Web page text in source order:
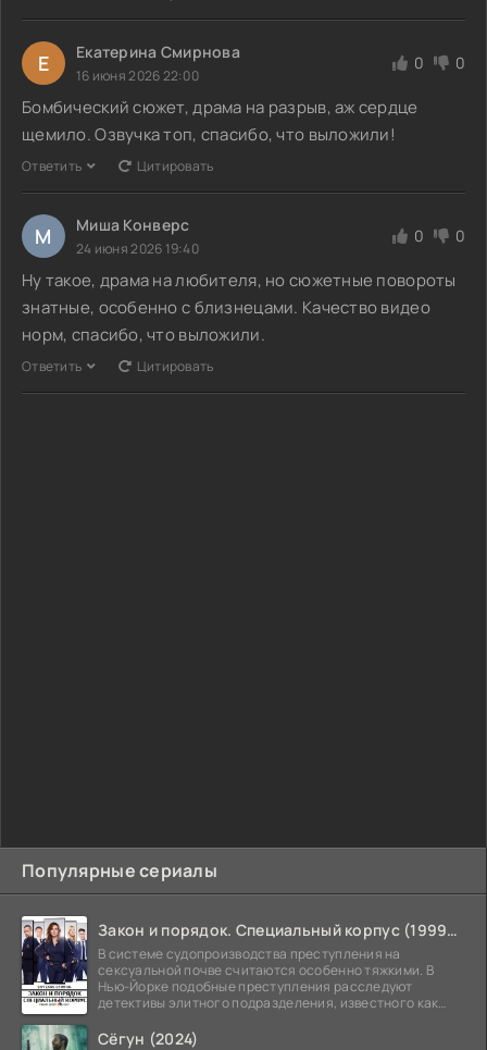
Популярные сериалы
Закон и порядок. Специальный корпус (1999-2026)
В системе судопроизводства преступления на
сексуальной почве считаются особенно тяжкими. В
Нью-Йорке подобные преступления расследуют
детективы элитного подразделения, известного как
Сёгун (2024)
Е Екатерина Смирнова
16 июня 2026 22:00
0 0
Бомбический сюжет, драма на разрыв, аж сердце
щемило. Озвучка топ, спасибо, что выложили!
Ответить Цитировать
М Миша Конверс
24 июня 2026 19:40
0 0
Ну такое, драма на любителя, но сюжетные повороты
знатные, особенно с близнецами. Качество видео
норм, спасибо, что выложили.
Ответить Цитировать